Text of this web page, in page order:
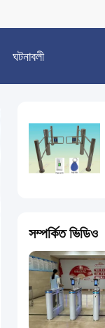
ঘটনাবলী
সম্পর্কিত ভিডিও